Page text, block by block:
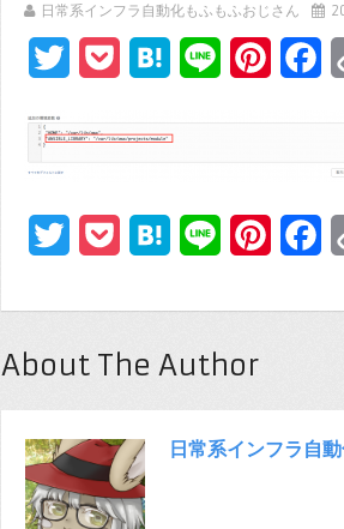
日常系インフラ自動化もふもふおじさん
TwitterPocketHatenaLine
TwitterPocketHatenaLine
About The Author
日常系インフラ自